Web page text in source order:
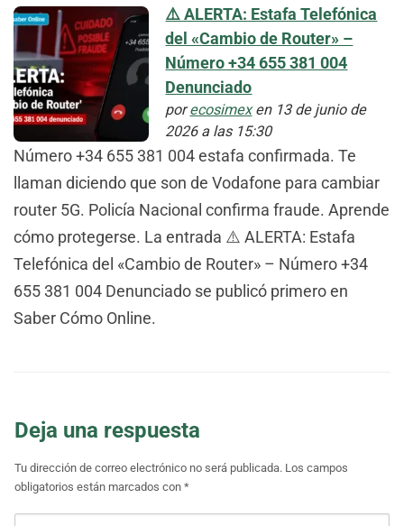
⚠️ ALERTA: Estafa Telefónica
del «Cambio de Router» –
Número +34 655 381 004
Denunciado
porecosimexen 13 de junio de
2026 a las 15:30
Número +34 655 381 004 estafa confirmada. Te
llaman diciendo que son de Vodafone para cambiar
router 5G. Policía Nacional confirma fraude. Aprende
cómo protegerse. La entrada ⚠️ ALERTA: Estafa
Telefónica del «Cambio de Router» – Número +34
655 381 004 Denunciado se publicó primero en
Saber Cómo Online.
Deja una respuesta
Tu dirección de correo electrónico no será publicada. Los campos
obligatorios están marcados con *